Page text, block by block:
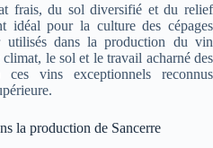
frais, du sol diversifié et du relief
idéal pour la culture des cépages
dans la production du vin
le sol et le travail acharné des
vins exceptionnels reconnus
la production de Sancerre